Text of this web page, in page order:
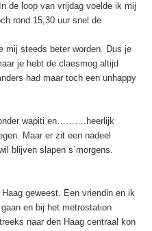
de loop van vrijdag voelde ik mij
rond 15,30 uur snel de
beter worden. Dus je
je hebt de claesmog altijd
had maar toch een unhappy
wapiti en……….heerlijk
Maar er zit een nadeel
slapen s´morgens.
geweest. Een vriendin en ik
en bij het metrostation
naar den Haag centraal kon